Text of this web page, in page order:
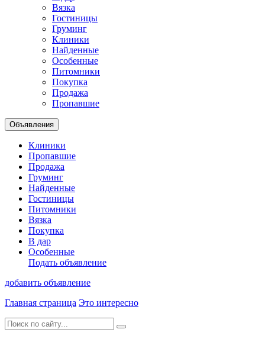
Вязка
Гостиницы
Груминг
Клиники
Найденные
Особенные
Питомники
Покупка
Продажа
Пропавшие
Объявления
Клиники
Пропавшие
Продажа
Груминг
Найденные
Гостиницы
Питомники
Вязка
Покупка
В дар
Особенные
Подать объявление
добавить объявление
Главная страница Это интересно